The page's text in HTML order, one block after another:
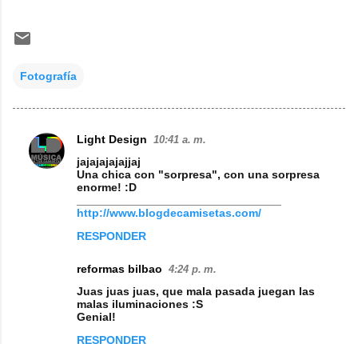
Fotografía
C
Light Design 10:41 a. m.
jajajajajajjaj
Una chica con "sorpresa", con una sorpresa
enorme! :D
http://www.blogdecamisetas.com/
RESPONDER
reformas bilbao 4:24 p. m.
Juas juas juas, que mala pasada juegan las
malas iluminaciones :S
Genial!
RESPONDER